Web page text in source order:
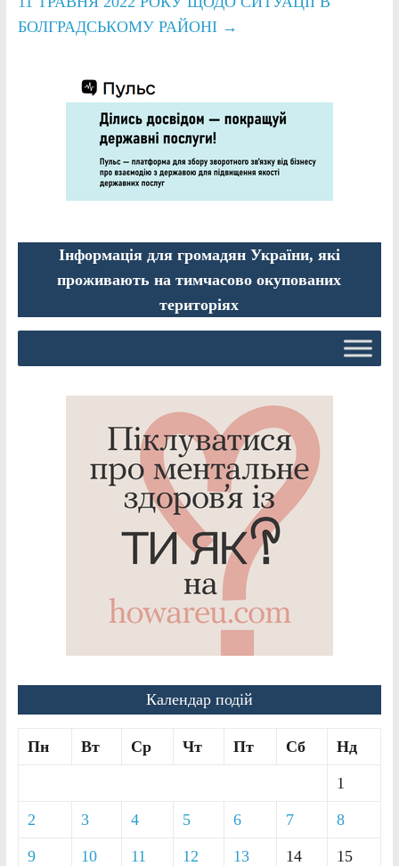
БОЛГРАДСЬКОМУ РАЙОНІ →
Інформація для громадян України, які
проживають на тимчасово окупованих
територіях
Календар подій
Пн Вт Ср Чт Пт Сб Нд
1
2 3 4 5 6 7 8
9 10 11 12 13 14 15